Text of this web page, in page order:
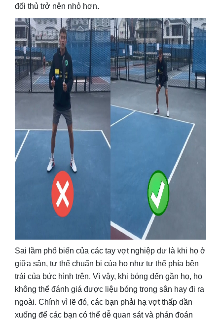
đối thủ trở nên nhỏ hơn.
Sai lầm phổ biến của các tay vợt nghiệp dư là khi họ ở
giữa sân, tư thế chuẩn bị của họ như tư thế phía bên
trái của bức hình trên. Vì vậy, khi bóng đến gần họ, họ
không thể đánh giá được liệu bóng trong sân hay đi ra
ngoài. Chính vì lẽ đó, các bạn phải hạ vợt thấp dần
xuống để các bạn có thể dễ quan sát và phán đoán